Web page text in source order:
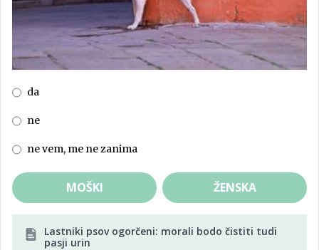
da
ne
ne vem, me ne zanima
MOŠKI ŽENSKA
Lastniki psov ogorčeni: morali bodo čistiti tudi
pasji urin